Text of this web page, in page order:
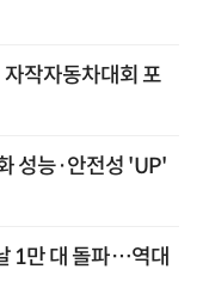
작자동차대회 포
성능·안전성 'UP'
1만 대 돌파…역대